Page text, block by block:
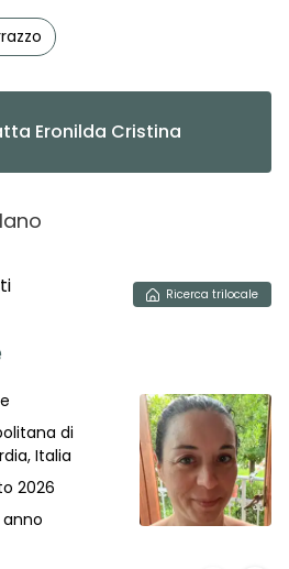
Eronilda Cristina
Ricerca trilocale
di
Italia
2026
anno